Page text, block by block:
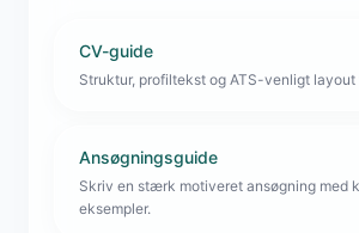
CV-guide
Struktur, profiltekst og ATS-venligt layout
Ansøgningsguide
Skriv en stærk motiveret ansøgning med
eksempler.